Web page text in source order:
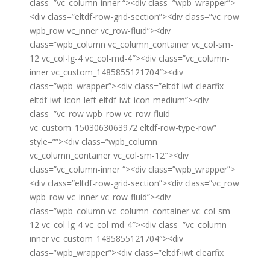
class=”vc_column-inner “><div class=”wpb_wrapper”>
<div class=”eltdf-row-grid-section”><div class=”vc_row
wpb_row vc_inner vc_row-fluid”><div
class=”wpb_column vc_column_container vc_col-sm-
12 vc_col-lg-4 vc_col-md-4″><div class=”vc_column-
inner vc_custom_1485855121704″><div
class=”wpb_wrapper”><div class=”eltdf-iwt clearfix
eltdf-iwt-icon-left eltdf-iwt-icon-medium”><div
class=”vc_row wpb_row vc_row-fluid
vc_custom_1503063063972 eltdf-row-type-row”
style=””><div class=”wpb_column
vc_column_container vc_col-sm-12″><div
class=”vc_column-inner “><div class=”wpb_wrapper”>
<div class=”eltdf-row-grid-section”><div class=”vc_row
wpb_row vc_inner vc_row-fluid”><div
class=”wpb_column vc_column_container vc_col-sm-
12 vc_col-lg-4 vc_col-md-4″><div class=”vc_column-
inner vc_custom_1485855121704″><div
class=”wpb_wrapper”><div class=”eltdf-iwt clearfix